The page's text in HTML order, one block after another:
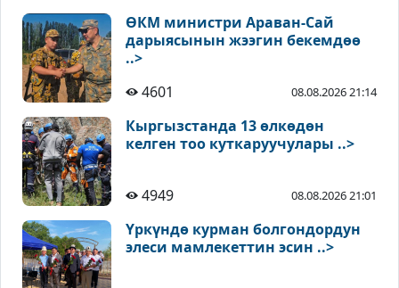
ӨКМ министри Араван-Сай
дарыясынын жээгин бекемдөө
..>
4601
08.08.2026 21:14
Кыргызстанда 13 өлкөдөн
келген тоо куткаруучулары ..>
4949 08.08.2026 21:01
Үркүндө курман болгондордун
элеси мамлекеттин эсин ..>